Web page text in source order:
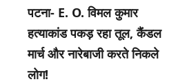
पटना- E. O. विमल कुमार
हत्याकांड पकड़ रहा तूल, कैंडल
मार्च और नारेबाजी करते निकले
लोग!